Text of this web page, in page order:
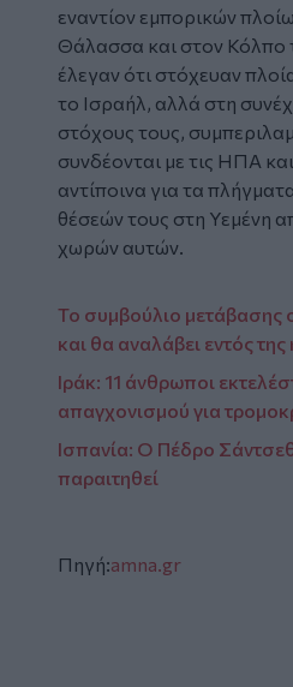
εναντίον εμπορικών
Θάλασσα και στον Κόλπο
έλεγαν ότι στόχευαν
το Ισραήλ, αλλά στη
στόχους τους,
συνδέονται με τις ΗΠΑ
αντίποινα για τα
θέσεών τους στη Υεμένη
χωρών αυτών.
Το συμβούλιο μετάβασης
και θα αναλάβει εντός
Ιράκ: 11 άνθρωποι
απαγχονισμού για
Ισπανία: Ο Πέδρο
παραιτηθεί
Πηγή:amna.gr